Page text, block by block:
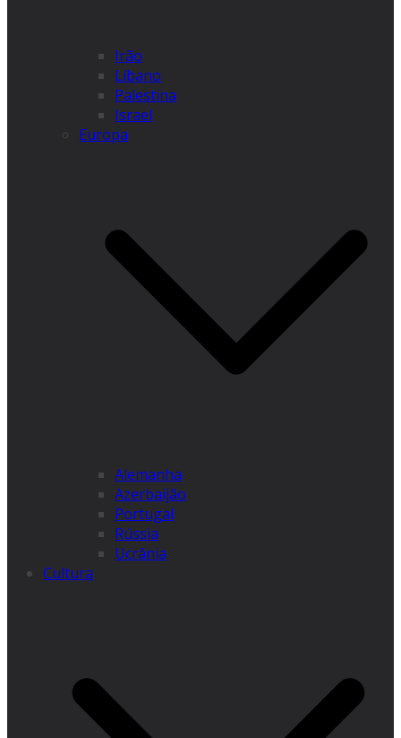
Irão
Líbano
Palestina
Israel
Europa
Alemanha
Azerbaijão
Portugal
Rússia
Ucrânia
Cultura